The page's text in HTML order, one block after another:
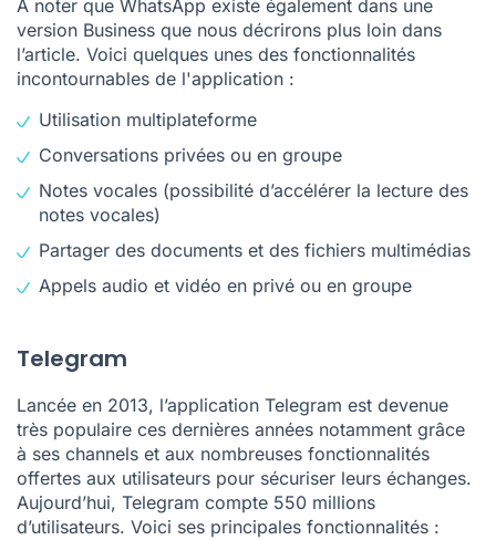
A noter que WhatsApp existe également dans une
version Business que nous décrirons plus loin dans
l’article. Voici quelques unes des fonctionnalités
incontournables de l'application :
Utilisation multiplateforme
Conversations privées ou en groupe
Notes vocales (possibilité d’accélérer la lecture des
notes vocales)
Partager des documents et des fichiers multimédias
Appels audio et vidéo en privé ou en groupe
Telegram
Lancée en 2013, l’application Telegram est devenue
très populaire ces dernières années notamment grâce
à ses channels et aux nombreuses fonctionnalités
offertes aux utilisateurs pour sécuriser leurs échanges.
Aujourd’hui, Telegram compte 550 millions
d’utilisateurs. Voici ses principales fonctionnalités :